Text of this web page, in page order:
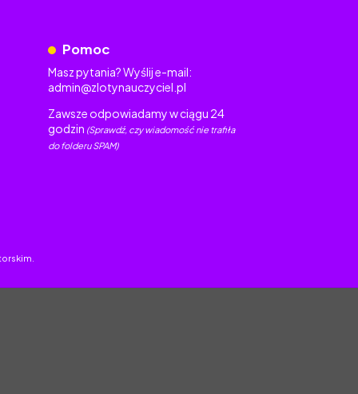
Pomoc
Masz pytania? Wyślij e-mail:
admin@zlotynauczyciel.pl
Zawsze odpowiadamy w ciągu 24
godzin (Sprawdź, czy wiadomość nie trafiła
do folderu SPAM)